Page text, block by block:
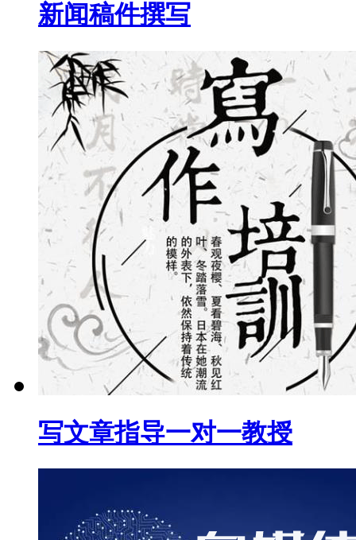
新闻稿件撰写
写文章指导一对一教授